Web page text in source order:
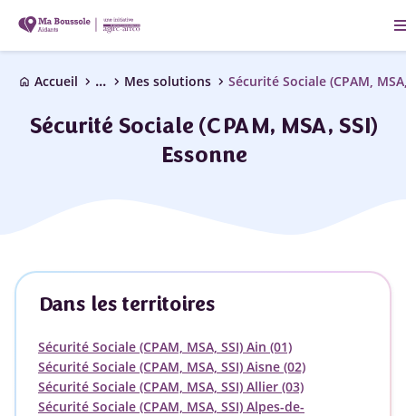
home Accueil chevron_right ... chevron_right Mes solutions chevron_right Sécurité Sociale (CPAM,
Sécurité Sociale (CPAM, MSA, SSI)
Essonne
Dans les territoires
Sécurité Sociale (CPAM, MSA, SSI) Ain (01)
Sécurité Sociale (CPAM, MSA, SSI) Aisne (02)
Sécurité Sociale (CPAM, MSA, SSI) Allier (03)
Sécurité Sociale (CPAM, MSA, SSI) Alpes-de-